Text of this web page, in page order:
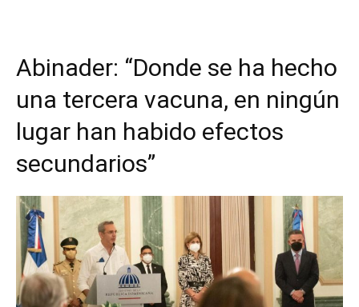
Abinader: “Donde se ha hecho
una tercera vacuna, en ningún
lugar han habido efectos
secundarios”